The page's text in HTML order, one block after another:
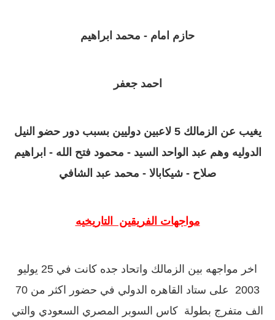
حازم امام - محمد ابراهيم
احمد جعفر
يغيب عن الزمالك 5 لاعبين دوليين بسبب دور حضو النيل
الدوليه وهم عبد الواحد السيد - محمود فتح الله - ابراهيم
صلاح - شيكابالا - محمد عبد الشافي
مواجهات الفريقين التاريخيه
اخر مواجهه بين الزمالك واتحاد جده كانت في 25 يوليو
2003 على ستاد القاهره الدولي في حضور اكثر من 70
الف متفرج بطولة كاس السوبر المصري السعودي والتي